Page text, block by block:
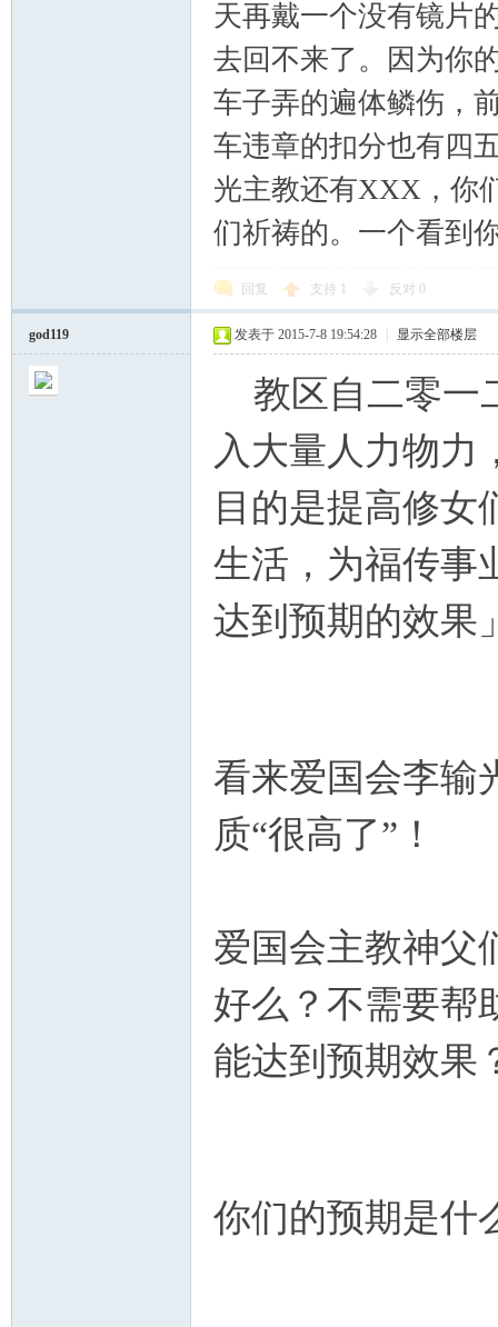
天再戴一个没有镜片
去回不来了。因为你
车子弄的遍体鳞伤，
车违章的扣分也有四
光主教还有XXX，你
们祈祷的。一个看到
回复 支持 反对 0
god119 发表于 2015-7-8 19:54:28 显示全部楼层
教区自二零一
入大量人力物力
目的是提高修女
生活，为福传事
达到预期的效果
看来爱国会李输
质“很高了”！
爱国会主教神父
好么？不需要帮
能达到预期效果
你们的预期是什